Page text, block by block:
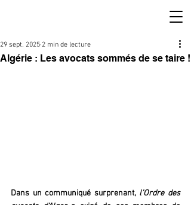
Algérie : Les avocats sommés de se taire !
29 sept. 2025 2 min de lecture
Dans un communiqué surprenant, l’Ordre des